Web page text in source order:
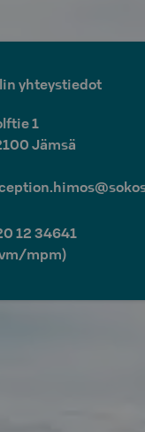
yhteystiedot
1
Jämsä
12 34641
mpm)